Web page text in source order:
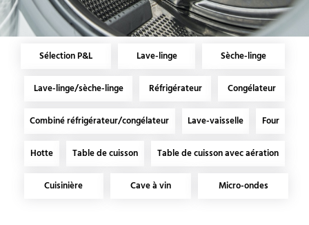
Sélection P&L Lave-linge Sèche-linge
Lave-linge/sèche-linge Réfrigérateur Congélateur
Combiné réfrigérateur/congélateur Lave-vaisselle Four
Hotte Table de cuisson Table de cuisson avec aération
Cuisinière Cave à vin Micro-ondes